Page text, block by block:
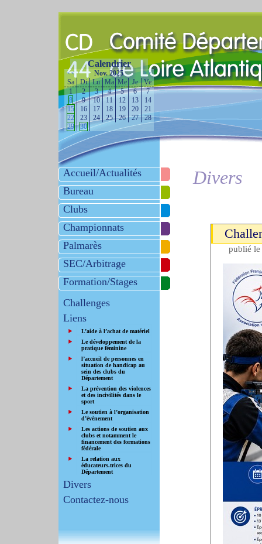
Calendrier
<< Nov. 2025
>>
Sa
Di Lu Ma Me Je
Ve
1
2 3 4 5 6
7
8
9 10 11 12 13
14
15
16 17 18 19 20
21
22
23 24 25 26 27
28
29
30
Accueil/Actualités
Bureau
Clubs
Championnats
Palmarès
SEC/Arbitrage
Formation/Stages
Challenges
Liens
L’aide à l’achat de matériel
Le développement de la
pratique féminine
l’accueil de personnes en
situation de handicap au
sein des clubs du
Département
La prévention des violences
et des incivilités dans le
sport
Le soutien à l’organisation
d’évènement
Les actions de soutien aux
clubs et notamment le
financement des formations
fédérale
La relation aux
éducateurs.trices du
Département
Divers
Contactez-nous
Divers
publié